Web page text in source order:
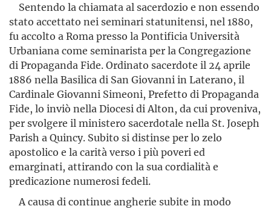
Sentendo la chiamata al sacerdozio e non essendo
stato accettato nei seminari statunitensi, nel 1880,
fu accolto a Roma presso la Pontificia Università
Urbaniana come seminarista per la Congregazione
di Propaganda Fide. Ordinato sacerdote il 24 aprile
1886 nella Basilica di San Giovanni in Laterano, il
Cardinale Giovanni Simeoni, Prefetto di Propaganda
Fide, lo inviò nella Diocesi di Alton, da cui proveniva,
per svolgere il ministero sacerdotale nella St. Joseph
Parish a Quincy. Subito si distinse per lo zelo
apostolico e la carità verso i più poveri ed
emarginati, attirando con la sua cordialità e
predicazione numerosi fedeli.
A causa di continue angherie subite in modo